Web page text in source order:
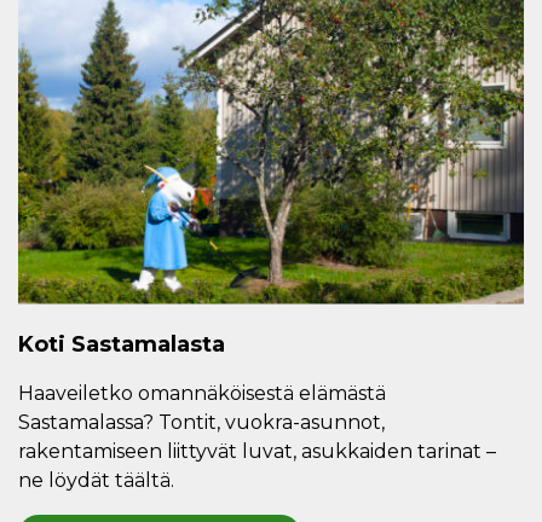
Koti Sastamalasta
Haaveiletko omannäköisestä elämästä
Sastamalassa? Tontit, vuokra-asunnot,
rakentamiseen liittyvät luvat, asukkaiden tarinat –
ne löydät täältä.